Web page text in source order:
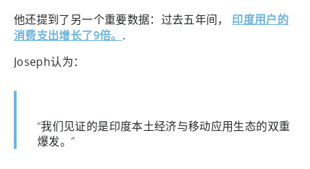
他还提到了另一个重要数据：过去五年间， 印度用户的
消费支出增长了9倍。 .
Joseph认为：
“我们见证的是印度本土经济与移动应用生态的双重
爆发。”